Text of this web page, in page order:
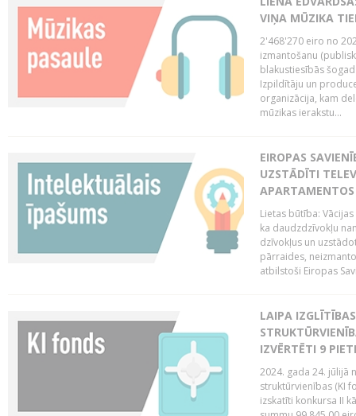
VIŅA MŪZIKA
2'468'270 eiro no
izmantošanu
blakustiesībās
Izpildītāju un
organizācija, kam
mūzikas ierakstu...
EIROPAS
UZSTĀDĪTI
Lietas būtība:
ka daudzdzīvokļu
dzīvokļus un
pārraides,
atbilstoši Eiropas
LAIPA
IZVĒRTĒTI 9
2024. gada 24. jūlijā
struktūrvienības (KI
izskatīti konkursa II